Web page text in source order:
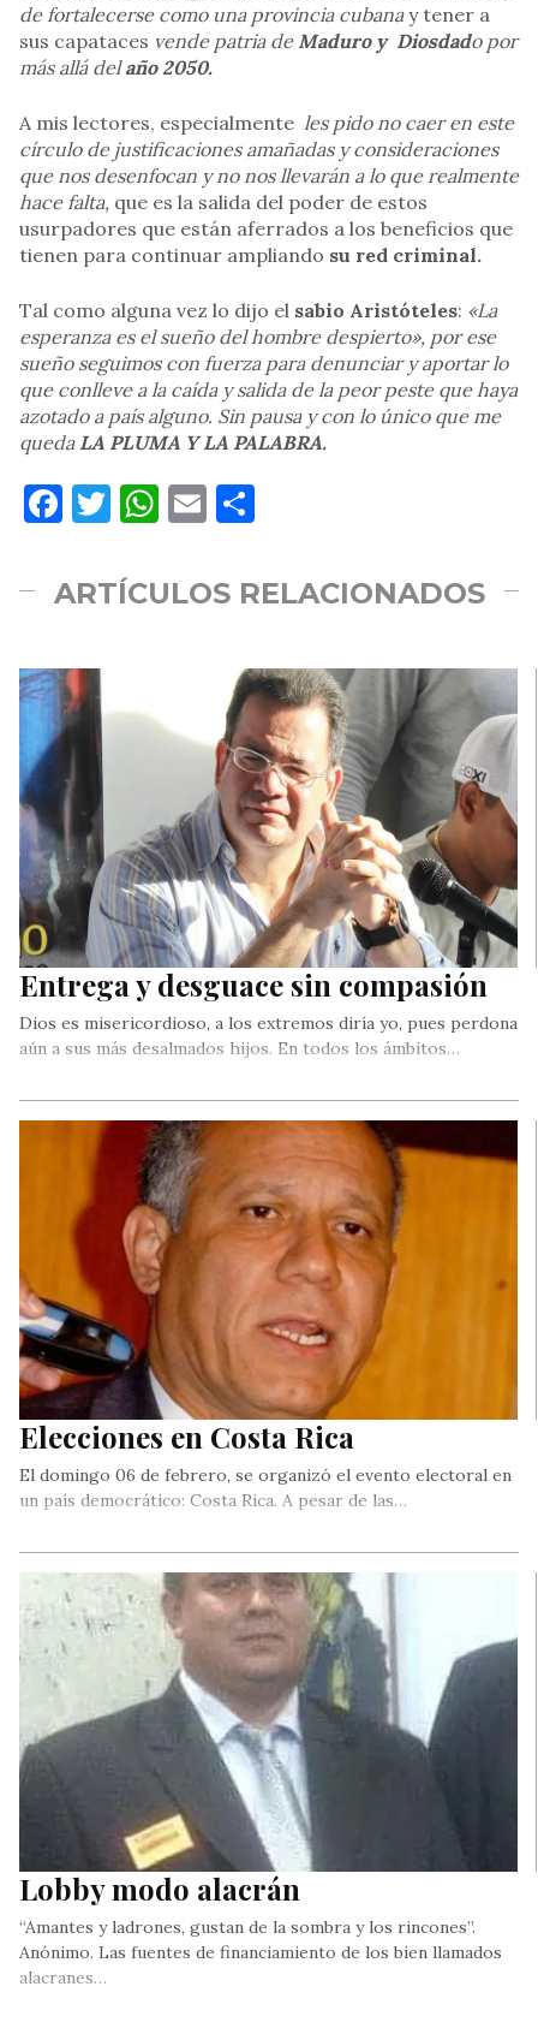
de fortalecerse como una provincia cubanay tener a
sus capataces vende patria de Maduro y Diosdado por
más allá delaño 2050.
A mis lectores, especialmente les pido no caer en este
círculo de justificaciones amañadas y consideraciones
que nos desenfocan y no nos llevarán a lo que realmente
hace falta, que es la salida del poder de estos
usurpadores que están aferrados a los beneficios que
tienen para continuar ampliando su red criminal.
Tal como alguna vez lo dijo el sabio Aristóteles: «La
esperanza es el sueño del hombre despierto», por ese
sueño seguimos con fuerza para denunciar y aportar lo
que conlleve a la caída y salida de la peor peste que haya
azotado a país alguno. Sin pausa y con lo único que me
queda LA PLUMA Y LA PALABRA.
Facebook
Twitter
WhatsApp
Email
ARTÍCULOS RELACIONADOS
Entrega y desguace sin compasión
Dios es misericordioso, a los extremos diría yo, pues perdona
aún a sus más desalmados hijos. En todos los ámbitos…
Elecciones en Costa Rica
El domingo 06 de febrero, se organizó el evento electoral en
un país democrático: Costa Rica. A pesar de las…
Lobby modo alacrán
“Amantes y ladrones, gustan de la sombra y los rincones”.
Anónimo. Las fuentes de financiamiento de los bien llamados
alacranes…